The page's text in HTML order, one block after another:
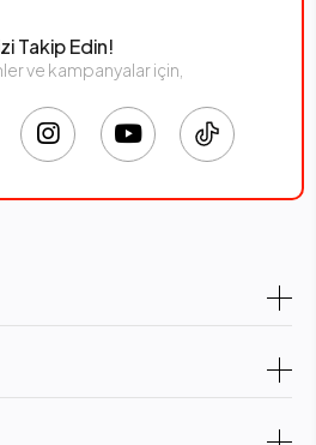
Takip Edin!
ve kampanyalar için,